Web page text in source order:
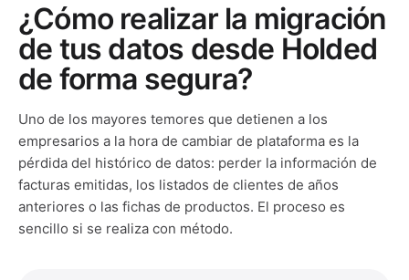
¿Cómo realizar la migración
de tus datos desde Holded
de forma segura?
Uno de los mayores temores que detienen a los
empresarios a la hora de cambiar de plataforma es la
pérdida del histórico de datos: perder la información de
facturas emitidas, los listados de clientes de años
anteriores o las fichas de productos. El proceso es
sencillo si se realiza con método.